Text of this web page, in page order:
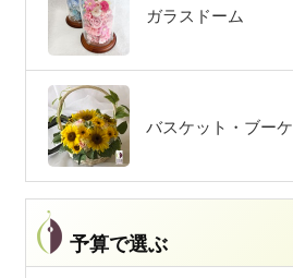
ガラスドーム
バスケット・ブーケ
予算で選ぶ